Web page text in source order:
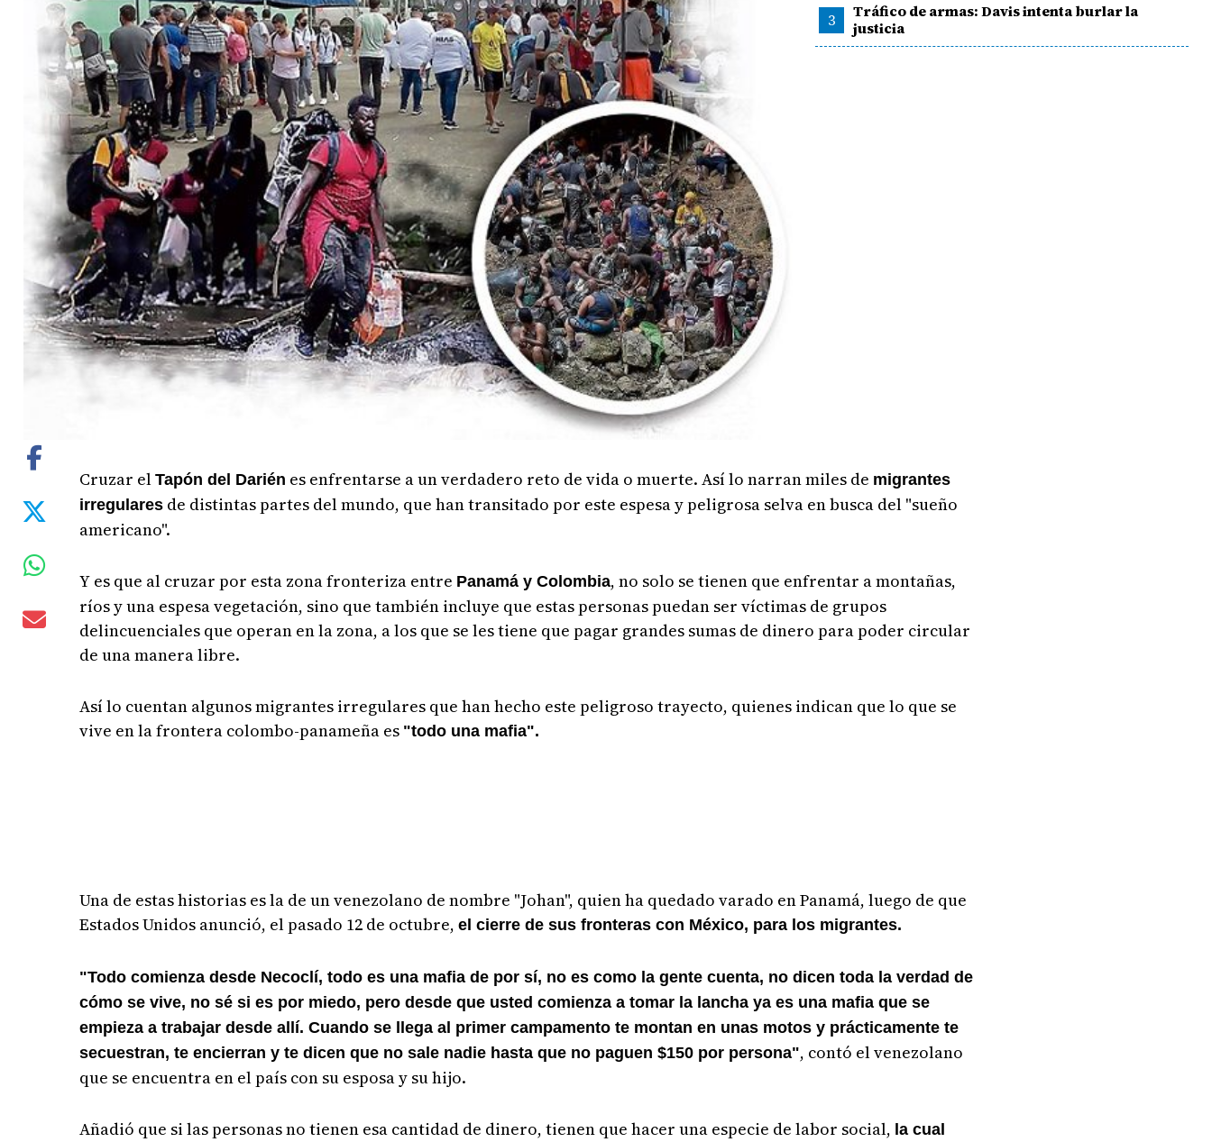
3
Tráfico de armas: Davis intenta burlar la
justicia
Cruzar elTapón del Darién es enfrentarse a un verdadero reto de vida o muerte. Así lo narran miles de migrantes
irregulares de distintas partes del mundo, que han transitado por este espesa y peligrosa selva en busca del "sueño
americano".
Y es que al cruzar por esta zona fronteriza entre Panamá y Colombia, no solo se tienen que enfrentar a montañas,
ríos y una espesa vegetación, sino que también incluye que estas personas puedan ser víctimas de grupos
delincuenciales que operan en la zona, a los que se les tiene que pagar grandes sumas de dinero para poder circular
de una manera libre.
Así lo cuentan algunos migrantes irregulares que han hecho este peligroso trayecto, quienes indican que lo que se
vive en la frontera colombo-panameña es "todo una mafia".
Una de estas historias es la de un venezolano de nombre "Johan", quien ha quedado varado en Panamá, luego de que
Estados Unidos anunció, el pasado 12 de octubre,el cierre de sus fronteras con México, para los migrantes.
"Todo comienza desde Necoclí, todo es una mafia de por sí, no es como la gente cuenta, no dicen toda la verdad de
cómo se vive, no sé si es por miedo, pero desde que usted comienza a tomar la lancha ya es una mafia que se
empieza a trabajar desde allí. Cuando se llega al primer campamento te montan en unas motos y prácticamente te
secuestran, te encierran y te dicen que no sale nadie hasta que no paguen $150 por persona", contó el venezolano
que se encuentra en el país con su esposa y su hijo.
Añadió que si las personas no tienen esa cantidad de dinero, tienen que hacer una especie de labor social, la cual